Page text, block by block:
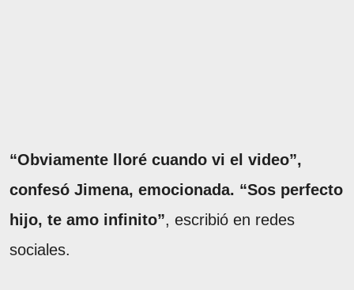
“Obviamente lloré cuando vi el video”,
confesó Jimena, emocionada. “Sos perfecto
hijo, te amo infinito”, escribió en redes
sociales.